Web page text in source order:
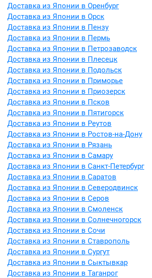
Доставка из Японии в Оренбург
Доставка из Японии в Орск
Доставка из Японии в Пензу
Доставка из Японии в Пермь
Доставка из Японии в Петрозаводск
Доставка из Японии в Плесецк
Доставка из Японии в Подольск
Доставка из Японии в Приморье
Доставка из Японии в Приозерск
Доставка из Японии в Псков
Доставка из Японии в Пятигорск
Доставка из Японии в Реутов
Доставка из Японии в Ростов-на-Дону
Доставка из Японии в Рязань
Доставка из Японии в Самару
Доставка из Японии в Санкт-Петербург
Доставка из Японии в Саратов
Доставка из Японии в Северодвинск
Доставка из Японии в Серов
Доставка из Японии в Смоленск
Доставка из Японии в Солнечногорск
Доставка из Японии в Сочи
Доставка из Японии в Ставрополь
Доставка из Японии в Сургут
Доставка из Японии в Сыктывкар
Доставка из Японии в Таганрог